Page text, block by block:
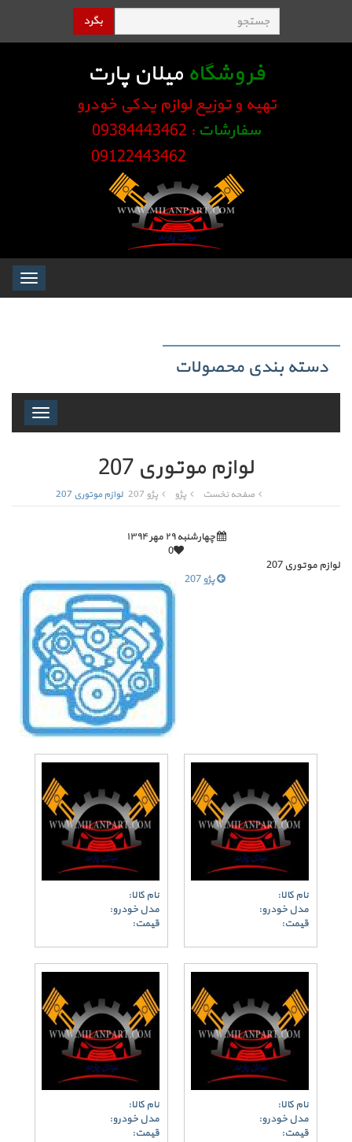
بگرد
فروشگاه میلان پارت
تهیه و توزیع لوازم یدکی خودرو
سفارشات : 09384443462
Toggle
دسته بندی محصولات
Toggle
لوازم موتوری 207
صفحه نخست پژو پژو 207 لوازم موتوری 207
چهارشنبه ۲۹ مهر ۱۳۹۴
0
لوازم موتوری 207
پژو 207
نام کالا:
مدل خودرو:
قیمت:
نام کالا:
مدل خودرو:
قیمت:
نام کالا:
مدل خودرو:
قیمت:
نام کالا:
مدل خودرو:
قیمت: